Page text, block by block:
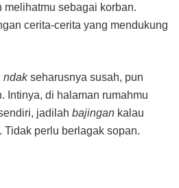
melihatmu sebagai korban.
cerita-cerita yang mendukung
ndakseharusnya susah, pun
Intinya, di halaman rumahmu
jadilah bajingan kalau
. Tidak perlu berlagak sopan.